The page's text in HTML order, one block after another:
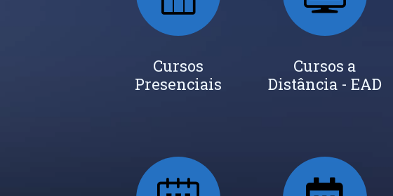
Cursos
Presenciais
Cursos a
Distância - EAD